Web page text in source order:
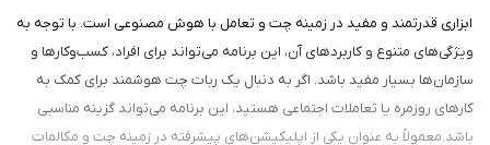
ابزاری قدرتمند و مفید در زمینه چت و تعامل با هوش مصنوعی است. با توجه به
ویژگی‌های متنوع و کاربردهای آن، این برنامه می‌تواند برای افراد، کسب‌وکارها و
سازمان‌ها بسیار مفید باشد. اگر به دنبال یک ربات چت هوشمند برای کمک به
کارهای روزمره یا تعاملات اجتماعی هستید، این برنامه می‌تواند گزینه مناسبی
باشد.معمولاً به عنوان یکی از اپلیکیشن‌های پیشرفته در زمینه چت و مکالمات